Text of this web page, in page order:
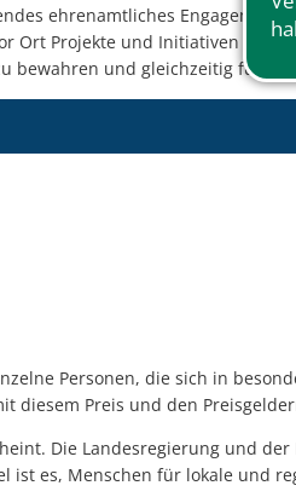
ehrenamtliches Engagement
Projekte und Initiativen zum
bewahren und gleichzeitig für die
Personen, die sich in
diesem Preis und den
Die Landesregierung und
es, Menschen für lokale und